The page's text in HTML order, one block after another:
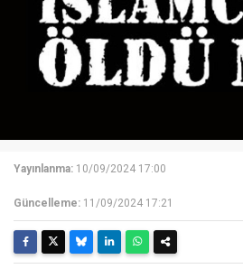
Yayınlanma: 10/09/2024 17:00
Güncelleme: 11/09/2024 17:21